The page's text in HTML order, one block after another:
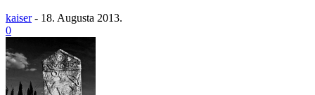
kaiser - 18. Augusta 2013.
0